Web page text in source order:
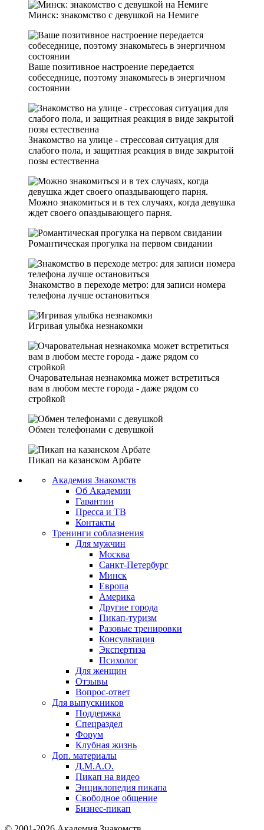
Минск: знакомство с девушкой на Немиге
Ваше позитивное настроение передается
собеседнице, поэтому знакомьтесь в энергичном
состоянии
Знакомство на улице - стрессовая ситуация для
слабого пола, и защитная реакция в виде закрытой
позы естественна
Можно знакомиться и в тех случаях, когда девушка
ждет своего опаздывающего парня.
Романтическая прогулка на первом свидании
Знакомство в переходе метро: для записи номера
телефона лучше остановиться
Игривая улыбка незнакомки
Очаровательная незнакомка может встретиться
вам в любом месте города - даже рядом со
стройкой
Обмен телефонами с девушкой
Пикап на казанском Арбате
Академия Знакомств
Об Академии
Гарантии
Пресса и ТВ
Контакты
Тренинги соблазнения
Для мужчин
Москва
Санкт-Петербург
Минск
Европа
Америка
Другие города
Пикап-туризм
Разовые тренировки
Консультация
Экспертиза
Психолог
Для женщин
Отзывы
Вопрос-ответ
Для выпускников
Поддержка
Спецраздел
Форум
Клубная жизнь
Доп. материалы
Д.М.А.О.
Пикап на видео
Энциклопедия пикапа
Свободное общение
Бизнес-пикап